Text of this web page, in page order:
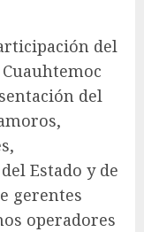
del
del
Estado y de
gerentes
operadores